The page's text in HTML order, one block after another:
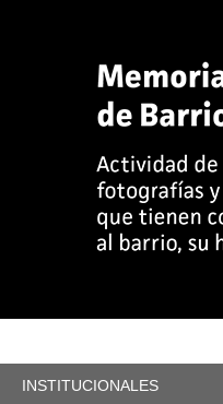
INSTITUCIONALES